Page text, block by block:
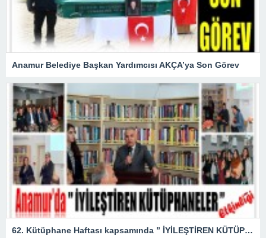
Anamur Belediye Başkan Yardımcısı AKÇA’ya Son Görev
62. Kütüphane Haftası kapsamında ” İYİLEŞTİREN KÜTÜPHANELER ” etkinliği düzenlendi.